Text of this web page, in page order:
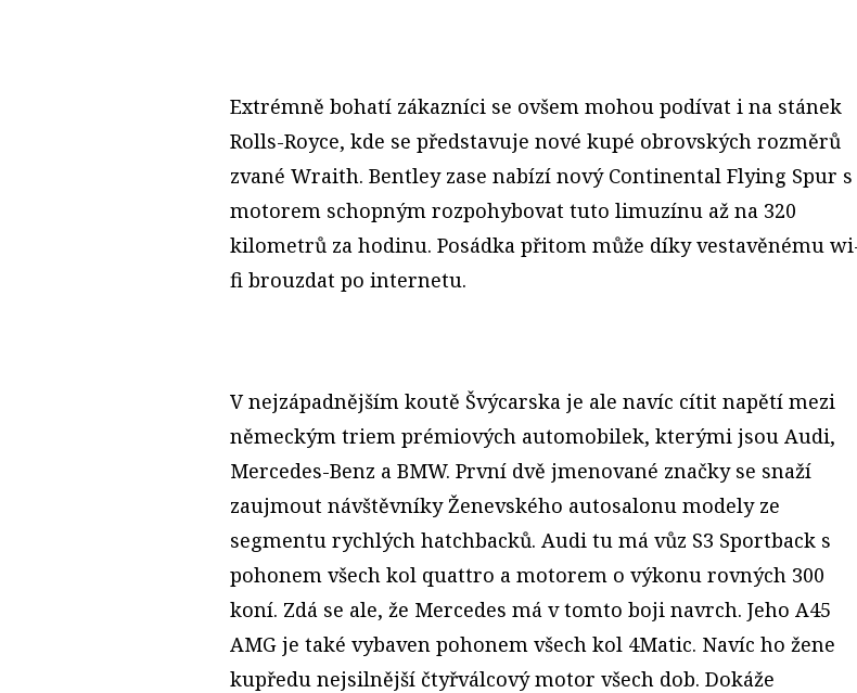
Extrémně bohatí zákazníci se ovšem mohou podívat i na stánek
Rolls-Royce, kde se představuje nové kupé obrovských rozměrů
zvané Wraith. Bentley zase nabízí nový Continental Flying Spur s
motorem schopným rozpohybovat tuto limuzínu až na 320
kilometrů za hodinu. Posádka přitom může díky vestavěnému
fi brouzdat po internetu.
V nejzápadnějším koutě Švýcarska je ale navíc cítit napětí mezi
německým triem prémiových automobilek, kterými jsou Audi,
Mercedes-Benz a BMW. První dvě jmenované značky se snaží
zaujmout návštěvníky Ženevského autosalonu modely ze
segmentu rychlých hatchbacků. Audi tu má vůz S3 Sportback s
pohonem všech kol quattro a motorem o výkonu rovných 300
koní. Zdá se ale, že Mercedes má v tomto boji navrch. Jeho A45
AMG je také vybaven pohonem všech kol 4Matic. Navíc ho žene
kupředu nejsilnější čtyřválcový motor všech dob. Dokáže